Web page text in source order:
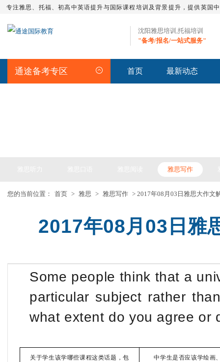
专注雅思、托福、初高中英语提升与国际课程培训及背景提升，提供英国
沈阳雅思培训,托福培训
"备考/报名/一站式服务"
通途备考专区 首页 最新动态
雅思写作
您的当前位置： 首页 > 雅思 > 雅思写作 > 2017年08月03日雅思大作文
2017年08月03日雅
Some people think that a
particular subject rather
what extent do you agree or
关于学生该学哪些课程这类话题，包 中学生是否应该学绘画
托福全程班【美国方向】 SAT强化班